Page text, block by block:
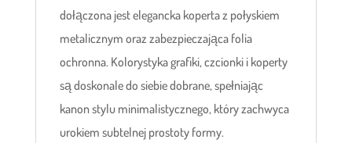
dołączona jest elegancka koperta z połyskiem
metalicznym oraz zabezpieczająca folia
ochronna. Kolorystyka grafiki, czcionki i koperty
są doskonale do siebie dobrane, spełniając
kanon stylu minimalistycznego, który zachwyca
urokiem subtelnej prostoty formy.